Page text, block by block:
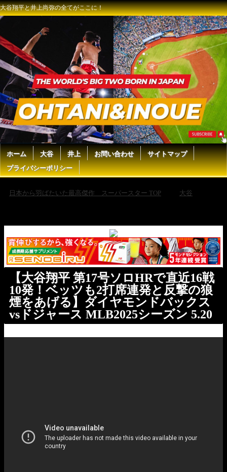
大谷翔平と井上尚弥の全てがここに！
ホーム 大谷 井上 お問い合わせ
サイトマップ
プライバシーポリシー
日本から羽ばたいた最高傑作 スーパースター TOP
大谷
【大谷翔平 第17号ソロHRで直近16戦
10発！ベッツも2打席連発と反撃の狼
煙をあげる】ダイヤモンドバックス
vsドジャース MLB2025シーズン 5.20